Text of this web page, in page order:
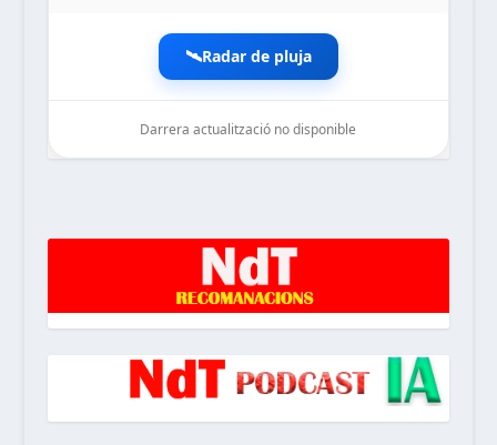
🛰️Radar de pluja
Darrera actualització no disponible